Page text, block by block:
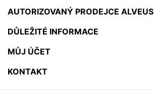
AUTORIZOVANÝ PRODEJCE ALVEUS
DŮLEŽITÉ INFORMACE
MŮJ ÚČET
KONTAKT